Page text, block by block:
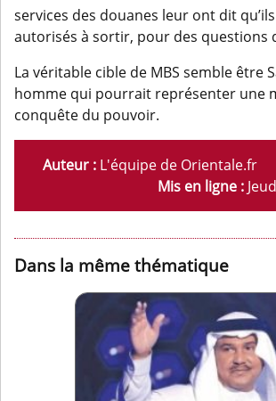
services des douanes leur ont dit
autorisés à sortir, pour des questions
La véritable cible de MBS semble être
homme qui pourrait représenter une
conquête du pouvoir.
Auteur : L'équipe de Orientale.fr
Mis en ligne :
Dans la même thématique